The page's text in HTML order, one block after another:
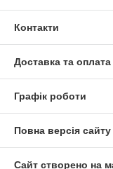
Контакти
Доставка та оплата
Графік роботи
Повна версія сайту
Сайт створено на